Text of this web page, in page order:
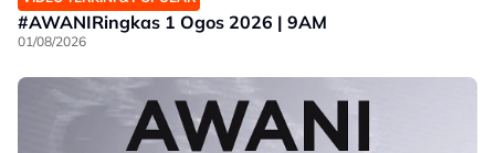
#AWANIRingkas 1 Ogos 2026 | 9AM
01/08/2026